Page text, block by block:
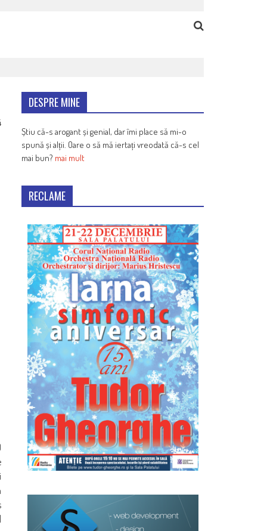
DESPRE MINE
Știu că-s arogant și genial, dar îmi place să mi-o
spună și alții. Oare o să mă iertați vreodată că-s cel
mai bun? mai mult
RECLAME